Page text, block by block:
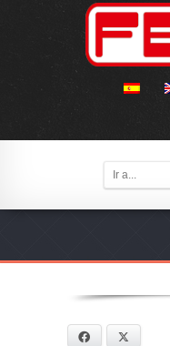
Facebook